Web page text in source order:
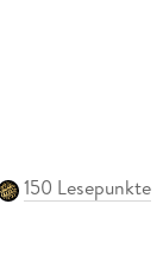
150 Lesepunkte